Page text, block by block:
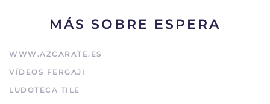
MÁS SOBRE ESPERA
WWW.AZCARATE.ES
VÍDEOS FERGAJI
LUDOTECA TILE